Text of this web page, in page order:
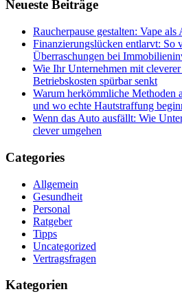
Neueste Beiträge
Raucherpause gestalten: Vape
Finanzierungslücken entlarvt: So
Überraschungen bei
Wie Ihr Unternehmen mit
Betriebskosten spürbar senkt
Warum herkömmliche Methoden
und wo echte Hautstraffung
Wenn das Auto ausfällt: Wie
clever umgehen
Categories
Allgemein
Gesundheit
Personal
Ratgeber
Tipps
Uncategorized
Vertragsfragen
Kategorien